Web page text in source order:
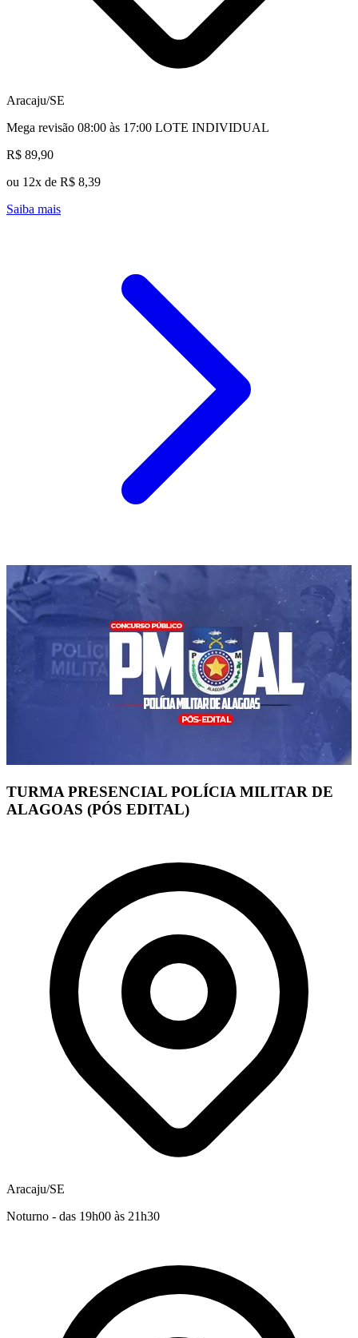
Aracaju/SE
Mega revisão 08:00 às 17:00 LOTE INDIVIDUAL
R$ 89,90
ou 12x de R$ 8,39
Saiba mais
TURMA PRESENCIAL POLÍCIA MILITAR DE
ALAGOAS (PÓS EDITAL)
Aracaju/SE
Noturno - das 19h00 às 21h30